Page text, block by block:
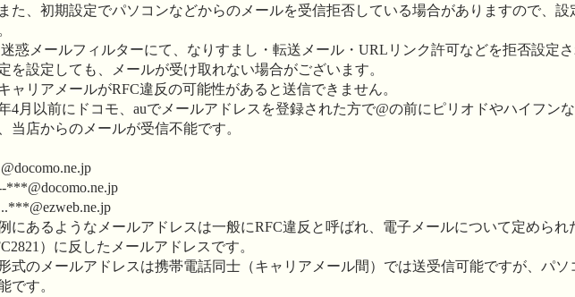
、初期設定でパソコンなどからのメールを受信拒否している場合がありますので、設
惑メールフィルターにて、なりすまし・転送メール・URLリンク許可などを拒否設定
を設定しても、メールが受け取れない場合がございます。
リアメールがRFC違反の可能性があると送信できません。
4月以前にドコモ、auでメールアドレスを登録された方で@の前にピリオドやハイフン
当店からのメールが受信不能です。
例にあるようなメールアドレスは一般にRFC違反と呼ばれ、電子メールについて定められ
）に反したメールアドレスです。
形式のメールアドレスは携帯電話同士（キャリアメール間）では送受信可能ですが、パ
です。